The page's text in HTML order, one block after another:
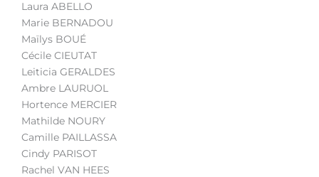
Laura ABELLO
Marie BERNADOU
Maïlys BOUÉ
Cécile CIEUTAT
Leiticia GERALDES
Ambre LAURUOL
Hortence MERCIER
Mathilde NOURY
Camille PAILLASSA
Cindy PARISOT
Rachel VAN HEES